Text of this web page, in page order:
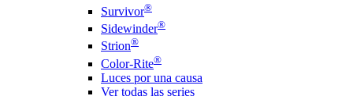
Survivor®
Sidewinder®
Strion®
Color-Rite®
Luces por una causa
Ver todas las series